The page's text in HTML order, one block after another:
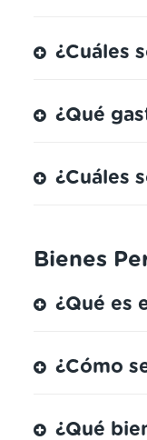
¿Cuáles
¿Qué
¿Cuáles
Bienes
¿Qué es
¿Cómo
¿Qué